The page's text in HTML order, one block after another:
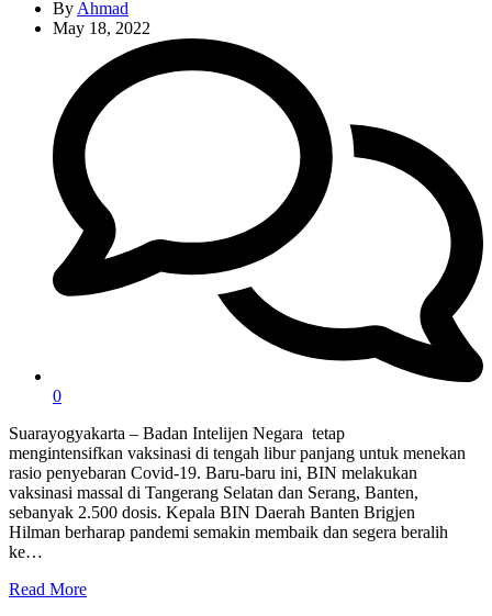
By Ahmad
May 18, 2022
0
Suarayogyakarta – Badan Intelijen Negara tetap
mengintensifkan vaksinasi di tengah libur panjang untuk menekan
rasio penyebaran Covid-19. Baru-baru ini, BIN melakukan
vaksinasi massal di Tangerang Selatan dan Serang, Banten,
sebanyak 2.500 dosis. Kepala BIN Daerah Banten Brigjen
Hilman berharap pandemi semakin membaik dan segera beralih
ke…
Read More